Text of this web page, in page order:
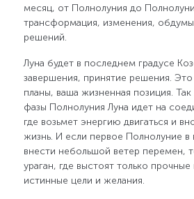
месяц, от Полнолуния до
трансформация, изменения,
решений.
Луна будет в последнем градусе
завершения, принятие решения.
планы, ваша жизненная позиция.
фазы Полнолуния Луна идет на
где возьмет энергию двигаться и
жизнь. И если первое Полнолуние
внести небольшой ветер перемен,
ураган, где выстоят только
истинные цели и желания.